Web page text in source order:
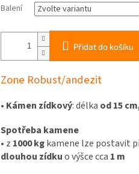
Balení
Přidat do košíku
Zone Robust/andezit
• Kámen zídkový: délka od 15
Spotřeba kamene
• z 1000 kgkamene lze postavit
dlouhou zídkuo výšce cca 1 m